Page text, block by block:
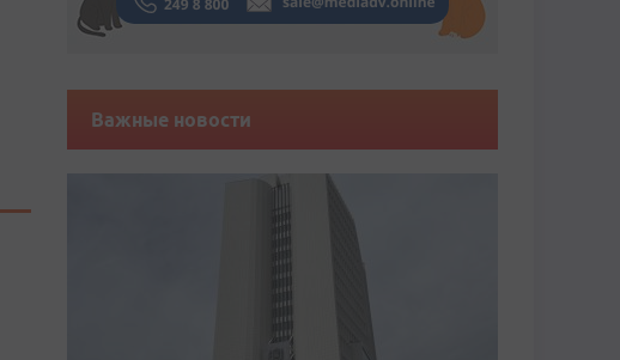
Важные новости